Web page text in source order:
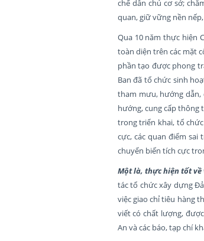
chế dân chủ cơ sở;
quan, giữ vững nền
Qua 10 năm thực hiện
toàn diện trên các mặt
phần tạo được phong
Ban đã tổ chức sinh
tham mưu, hướng dẫn,
hướng, cung cấp thông
trong triển khai, tổ
cực, các quan điểm sai
chuyển biến tích cực
Một là, thực hiện tốt
tác tổ chức xây dựng
việc giao chỉ tiêu hàng
viết có chất lượng,
An và các báo, tạp chí